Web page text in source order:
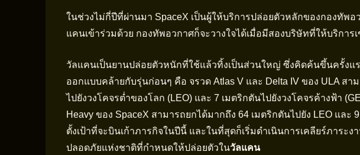
ในช่วงไม่กี่ปีที่ผ่านมา SpaceX เป็นผู้ให้บริการปล่อยตัวหลักของกองทัพอ
แคนเข้าร่วมด้วย กองทัพอวกาศก็จะวางใจได้เมื่อมีสองบริษัทที่ให้บริการ
วัลแคนเป็นยานปล่อยตัวหนักที่ใช้แล้วทิ้งเป็นส่วนใหญ่ ซึ่งคิดค้นขึ้นครั้งแ
ออกแบบคล้ายกับรุ่นก่อนๆ คือ จรวด Atlas V และ Delta IV ของ ULA สา
ไปยังวงโคจรต่ำของโลก (LEO) และ 7 เมตริกตันไปยังวงโคจรค้างฟ้า
Heavy ของ SpaceX สามารถยกได้มากถึง 64 เมตริกตันไปยัง LEO และ
ตั้งเป้าที่จะบินเก้าภารกิจในปีนี้ และในที่สุดก็เริ่มดำเนินการเคลียร์ภาระ
ปลอดภัยแห่งชาติที่กำหนดให้ปล่อยตัวในวัลแคน